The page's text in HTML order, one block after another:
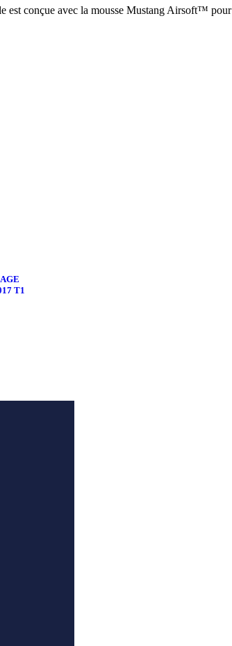
est conçue avec la mousse Mustang Airsoft™ pour
T1